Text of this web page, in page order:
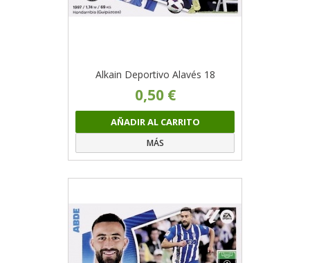
Alkain Deportivo Alavés 18
0,50 €
AÑADIR AL CARRITO
MÁS